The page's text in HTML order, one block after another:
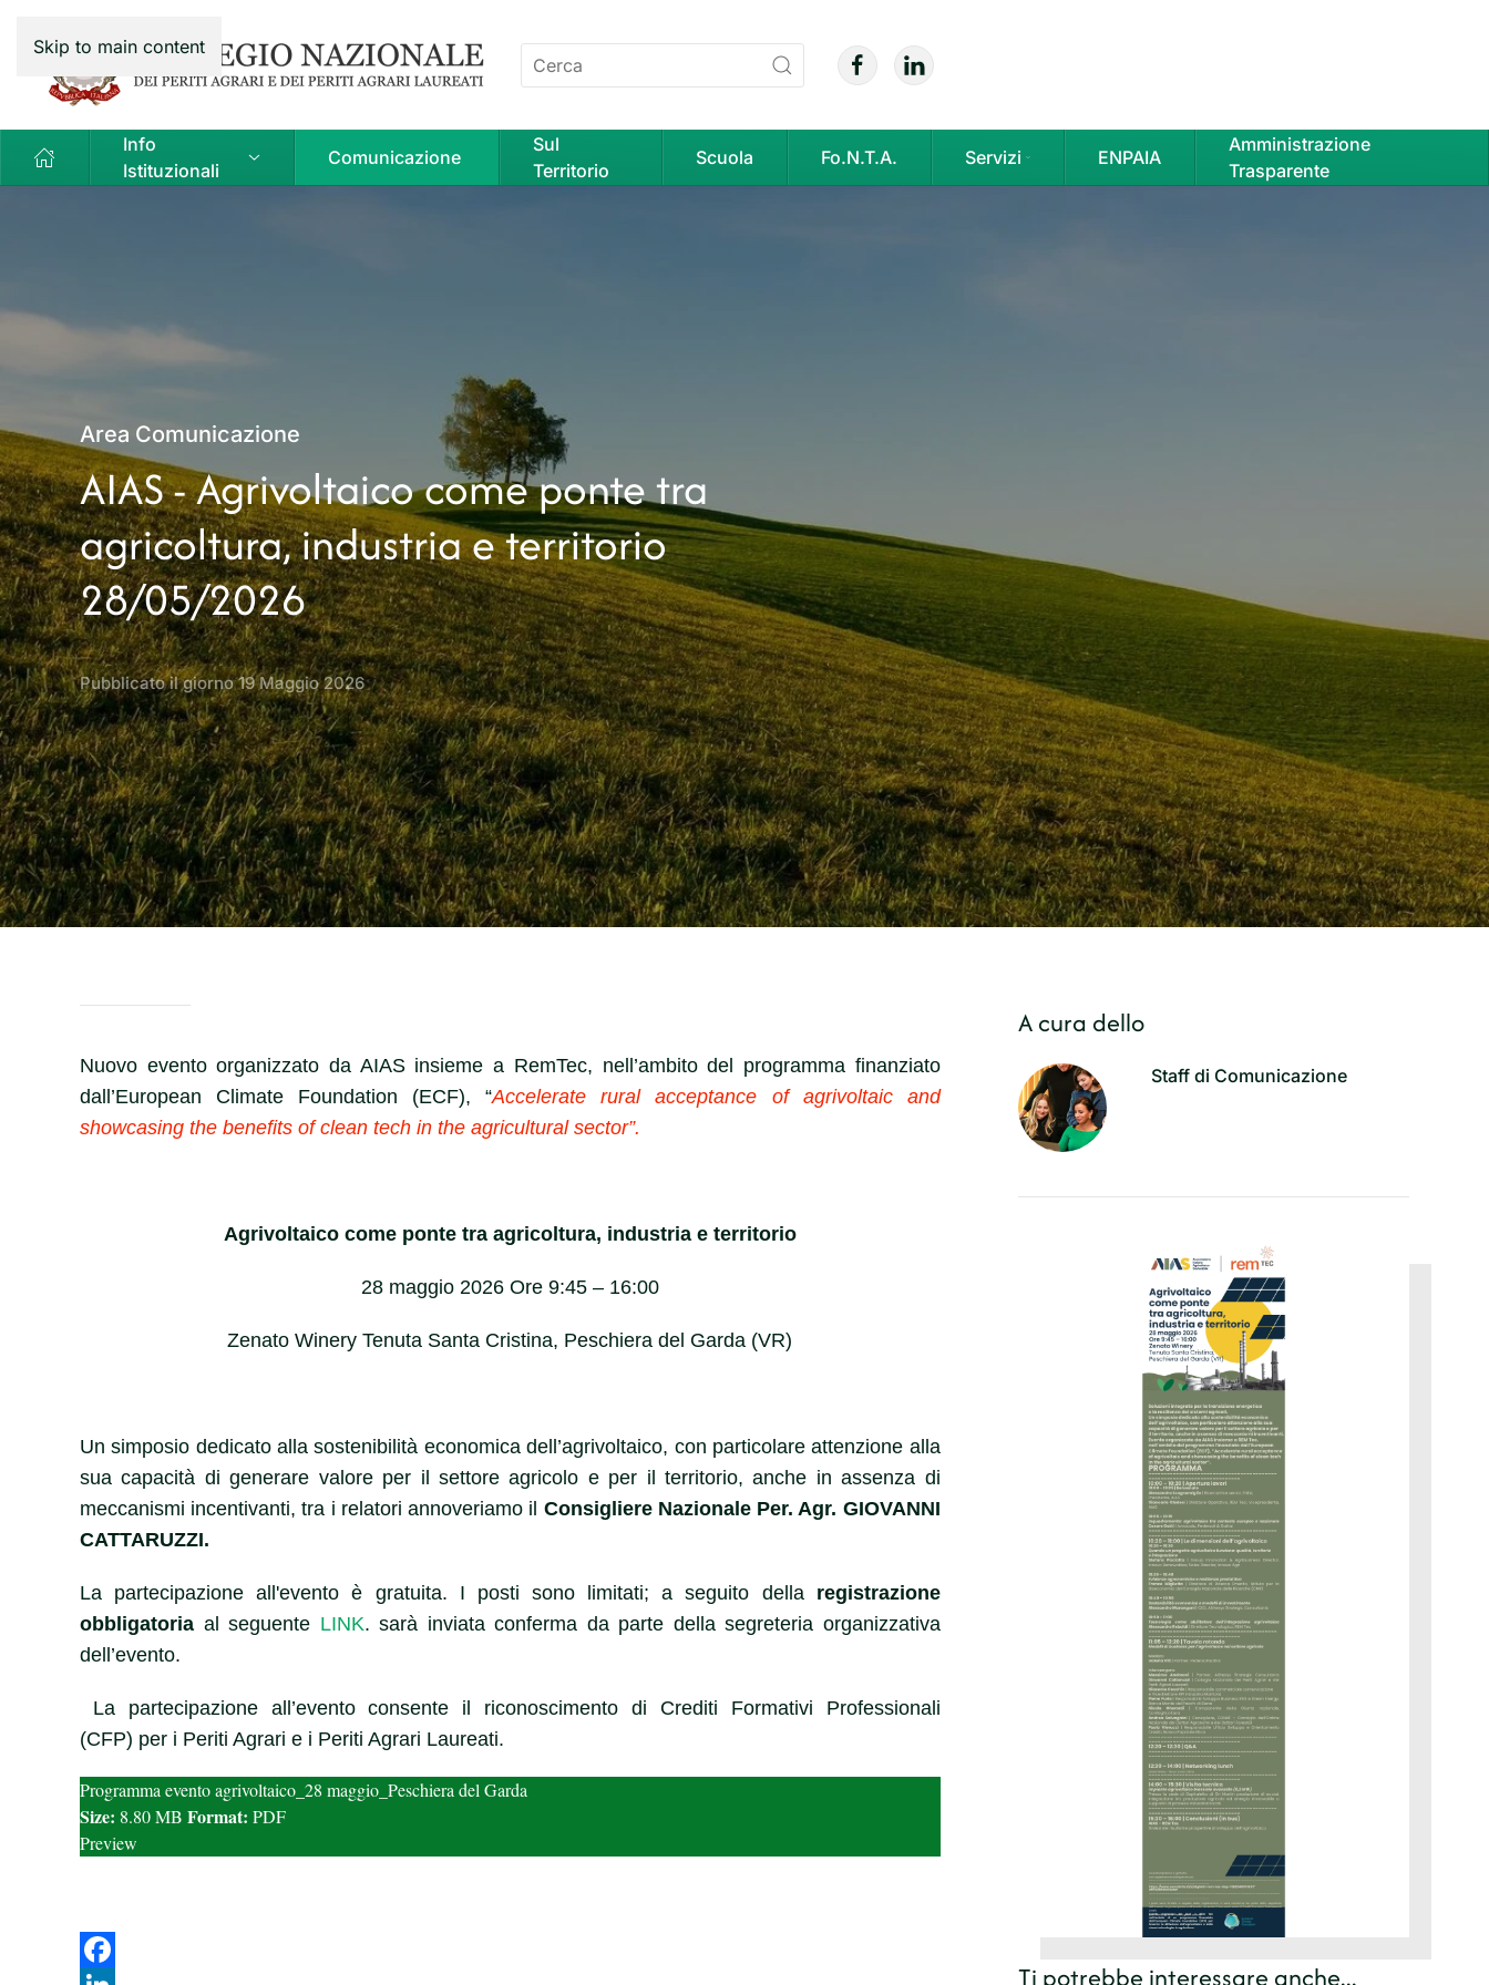
Skip to main content
Info
Istituzionali
Comunicazione
Sul
Territorio
Scuola Fo.N.T.A. Servizi ENPAIA
Amministrazione
Trasparente
Area Comunicazione
AIAS - Agrivoltaico come ponte tra
agricoltura, industria e territorio
28/05/2026
Pubblicato il giorno19 Maggio 2026
Nuovo evento organizzato da AIAS insieme a RemTec, nell’ambito del programma finanziato
dall’European Climate Foundation (ECF), “Accelerate rural acceptance of agrivoltaic and
showcasing the benefits of clean tech in the agricultural sector”.
Agrivoltaico come ponte tra agricoltura, industria e territorio
28 maggio 2026 Ore 9:45 – 16:00
Zenato Winery Tenuta Santa Cristina, Peschiera del Garda (VR)
Un simposio dedicato alla sostenibilità economica dell’agrivoltaico, con particolare attenzione alla
sua capacità di generare valore per il settore agricolo e per il territorio, anche in assenza di
meccanismi incentivanti, tra i relatori annoveriamo il Consigliere Nazionale Per. Agr. GIOVANNI
CATTARUZZI.
La partecipazione all'evento è gratuita. I posti sono limitati; a seguito della registrazione
obbligatoria al seguente LINK. sarà inviata conferma da parte della segreteria organizzativa
dell’evento.
La partecipazione all’evento consente il riconoscimento di Crediti Formativi Professionali
(CFP) per i Periti Agrari e i Periti Agrari Laureati.
Programma evento agrivoltaico_28 maggio_Peschiera del Garda
Size: 8.80 MB Format: PDF
Preview
A cura dello
Staff di Comunicazione
Ingrandisci
Ti potrebbe interessare anche...